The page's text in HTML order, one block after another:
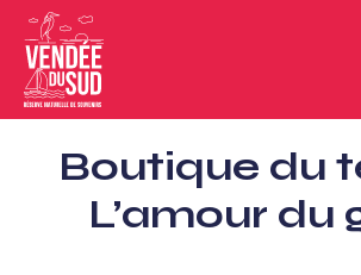
Sud
Vendée
TourismusSüd
Boutique du
L’amour du